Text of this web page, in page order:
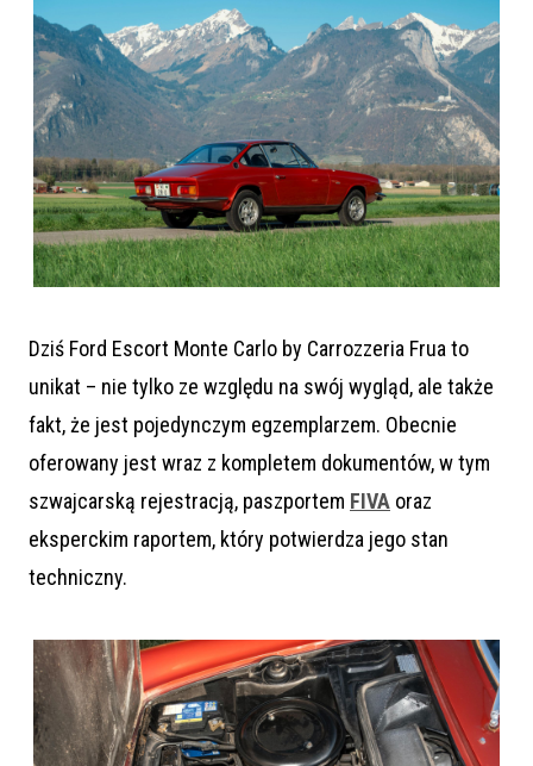
Dziś Ford Escort Monte Carlo by Carrozzeria Frua to
unikat – nie tylko ze względu na swój wygląd, ale także
fakt, że jest pojedynczym egzemplarzem. Obecnie
oferowany jest wraz z kompletem dokumentów, w tym
szwajcarską rejestracją, paszportem FIVA oraz
eksperckim raportem, który potwierdza jego stan
techniczny.